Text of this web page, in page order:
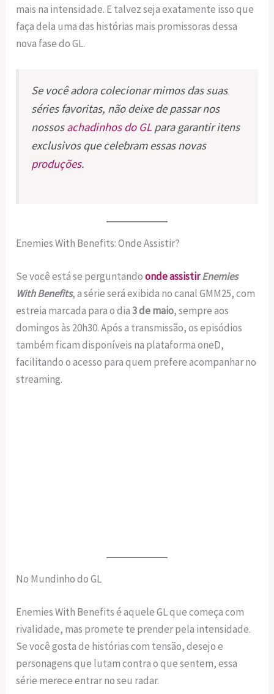
mais na intensidade. E talvez seja exatamente isso que
faça dela uma das histórias mais promissoras dessa
nova fase do GL.
Se você adora colecionar mimos das suas
séries favoritas, não deixe de passar nos
nossosachadinhos do GL para garantir itens
exclusivos que celebram essas novas
produções.
Enemies With Benefits: Onde Assistir?
Se você está se perguntandoonde assistirEnemies
With Benefits, a série será exibida no canal GMM25, com
estreia marcada para o dia3 de maio, sempre aos
domingos às 20h30. Após a transmissão, os episódios
também ficam disponíveis na plataforma oneD,
facilitando o acesso para quem prefere acompanhar no
streaming.
No Mundinho do GL
Enemies With Benefits é aquele GL que começa com
rivalidade, mas promete te prender pela intensidade.
Se você gosta de histórias com tensão, desejo e
personagens que lutam contra o que sentem, essa
série merece entrar no seu radar.